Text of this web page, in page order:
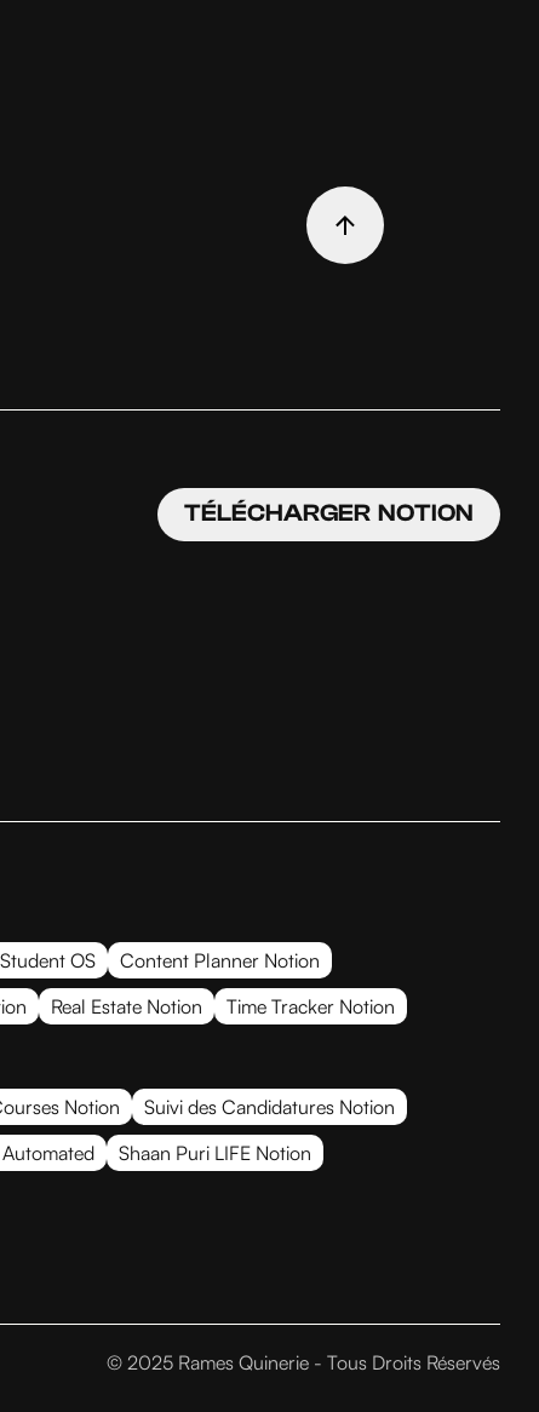
TÉLÉCHARGER NOTION
OS
Content Planner Notion
Real Estate Notion Time Tracker Notion
Notion
Suivi des Candidatures Notion
Shaan Puri LIFE Notion
© 2025 Rames Quinerie - Tous Droits Réservés